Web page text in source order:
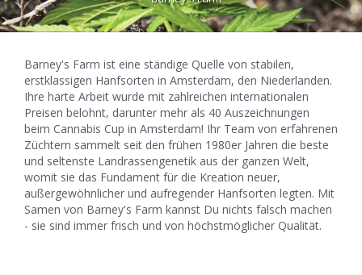
Barney's Farm ist eine ständige Quelle von stabilen,
erstklassigen Hanfsorten in Amsterdam, den Niederlanden.
Ihre harte Arbeit wurde mit zahlreichen internationalen
Preisen belohnt, darunter mehr als 40 Auszeichnungen
beim Cannabis Cup in Amsterdam! Ihr Team von erfahrenen
Züchtern sammelt seit den frühen 1980er Jahren die beste
und seltenste Landrassengenetik aus der ganzen Welt,
womit sie das Fundament für die Kreation neuer,
außergewöhnlicher und aufregender Hanfsorten legten. Mit
Samen von Barney's Farm kannst Du nichts falsch machen
- sie sind immer frisch und von höchstmöglicher Qualität.